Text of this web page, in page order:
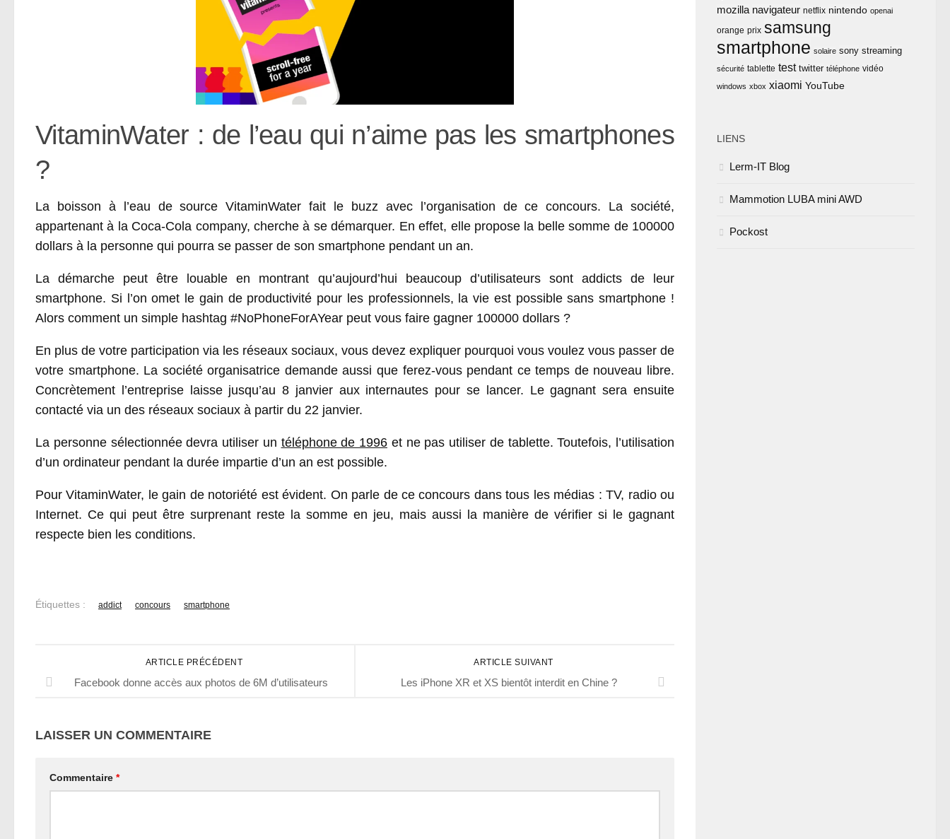
VitaminWater : de l’eau qui n’aime pas les smartphones
?
La boisson à l’eau de source VitaminWater fait le buzz avec l’organisation de ce concours. La société,
appartenant à la Coca-Cola company, cherche à se démarquer. En effet, elle propose la belle somme de 100000
dollars à la personne qui pourra se passer de son smartphone pendant un an.
La démarche peut être louable en montrant qu’aujourd’hui beaucoup d’utilisateurs sont addicts de leur
smartphone. Si l’on omet le gain de productivité pour les professionnels, la vie est possible sans smartphone !
Alors comment un simple hashtag #NoPhoneForAYear peut vous faire gagner 100000 dollars ?
En plus de votre participation via les réseaux sociaux, vous devez expliquer pourquoi vous voulez vous passer de
votre smartphone. La société organisatrice demande aussi que ferez-vous pendant ce temps de nouveau libre.
Concrètement l’entreprise laisse jusqu’au 8 janvier aux internautes pour se lancer. Le gagnant sera ensuite
contacté via un des réseaux sociaux à partir du 22 janvier.
La personne sélectionnée devra utiliser un téléphone de 1996 et ne pas utiliser de tablette. Toutefois, l’utilisation
d’un ordinateur pendant la durée impartie d’un an est possible.
Pour VitaminWater, le gain de notoriété est évident. On parle de ce concours dans tous les médias : TV, radio ou
Internet. Ce qui peut être surprenant reste la somme en jeu, mais aussi la manière de vérifier si le gagnant
respecte bien les conditions.
Étiquettes : addict concours smartphone
ARTICLE SUIVANT
Les iPhone XR et XS bientôt interdit en Chine ?
ARTICLE PRÉCÉDENT
Facebook donne accès aux photos de 6M d’utilisateurs
LAISSER UN COMMENTAIRE
Commentaire *
mozilla navigateur netflix nintendo openai
orange prix samsung
smartphone solaire sony streaming
sécurité tablette test twitter téléphone vidéo
windows xbox xiaomi YouTube
LIENS
Lerm-IT Blog
Mammotion LUBA mini AWD
Pockost